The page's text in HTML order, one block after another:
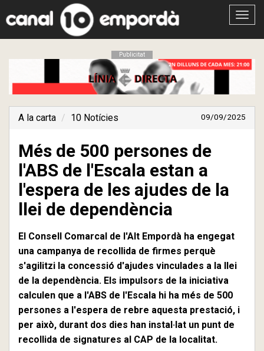
Obrir
Publicitat
A la carta 10 Notícies 09/09/2025
Més de 500 persones de
l'ABS de l'Escala estan a
l'espera de les ajudes de la
llei de dependència
El Consell Comarcal de l'Alt Empordà ha engegat
una campanya de recollida de firmes perquè
s'agilitzi la concessió d'ajudes vinculades a la llei
de la dependència. Els impulsors de la iniciativa
calculen que a l'ABS de l'Escala hi ha més de 500
persones a l'espera de rebre aquesta prestació, i
per això, durant dos dies han instal·lat un punt de
recollida de signatures al CAP de la localitat.